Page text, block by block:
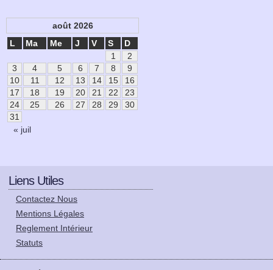
août 2026
L
Ma Me J V S D
« juil
1
2
3
4 5 6 7 8
9
10
11 12 13 14 15
16
17
18 19 20 21 22
23
24
25 26 27 28 29
30
31
Liens Utiles
Contactez Nous
Mentions Légales
Reglement Intérieur
Statuts